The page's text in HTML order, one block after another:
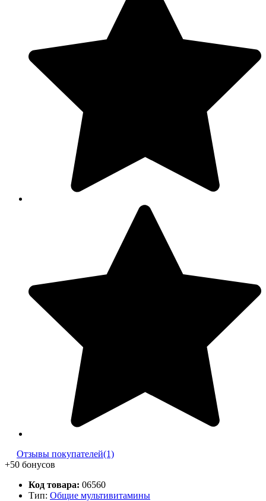
Отзывы покупателей(1)
+50 бонусов
Код товара: 06560
Тип: Общие мультивитамины